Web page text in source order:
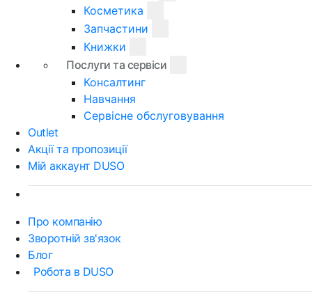
Косметика
Запчастини
Книжки
Послуги та сервіси
Консалтинг
Навчання
Сервісне обслуговування
Outlet
Акції та пропозиції
Мій аккаунт DUSO
Про компанію
Зворотній зв'язок
Блог
Робота в DUSO